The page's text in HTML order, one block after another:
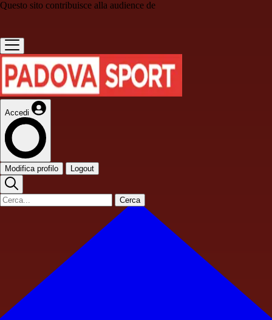
Questo sito contribuisce alla audience de
Accedi
Modifica profilo Logout
Cerca